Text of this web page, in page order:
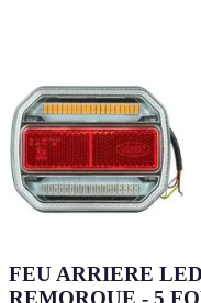
FEU ARRIERE
REMORQUE - 5